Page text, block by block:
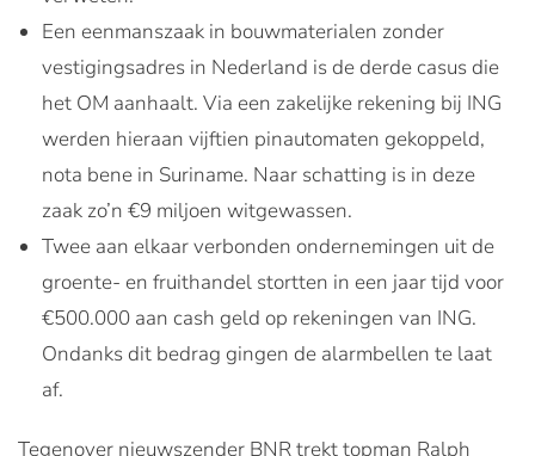
Een eenmanszaak in bouwmaterialen zonder
vestigingsadres in Nederland is de derde casus die
het OM aanhaalt. Via een zakelijke rekening bij ING
werden hieraan vijftien pinautomaten gekoppeld,
nota bene in Suriname. Naar schatting is in deze
zaak zo’n €9 miljoen witgewassen.
Twee aan elkaar verbonden ondernemingen uit de
groente- en fruithandel stortten in een jaar tijd voor
€500.000 aan cash geld op rekeningen van ING.
Ondanks dit bedrag gingen de alarmbellen te laat
af.
Tegenover nieuwszender BNR trekt topman Ralph